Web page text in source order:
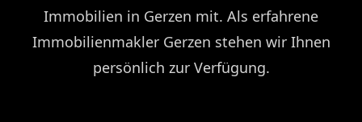
Immobilien in Gerzen mit. Als erfahrene
Immobilienmakler Gerzen stehen wir Ihnen
persönlich zur Verfügung.